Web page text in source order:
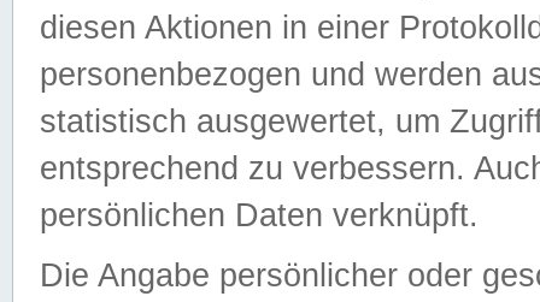
diesen Aktionen in einer
personenbezogen und werden
statistisch ausgewertet, um
entsprechend zu verbessern.
persönlichen Daten verknüpft.
Die Angabe persönlicher oder